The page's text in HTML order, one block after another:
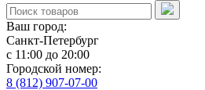
Ваш город:
Санкт-Петербург
с 11:00 до 20:00
Городской номер:
8 (812) 907-07-00